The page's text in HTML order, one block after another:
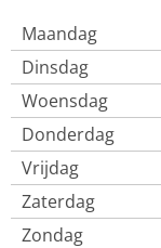
Maandag
Dinsdag
Woensdag
Donderdag
Vrijdag
Zaterdag
Zondag